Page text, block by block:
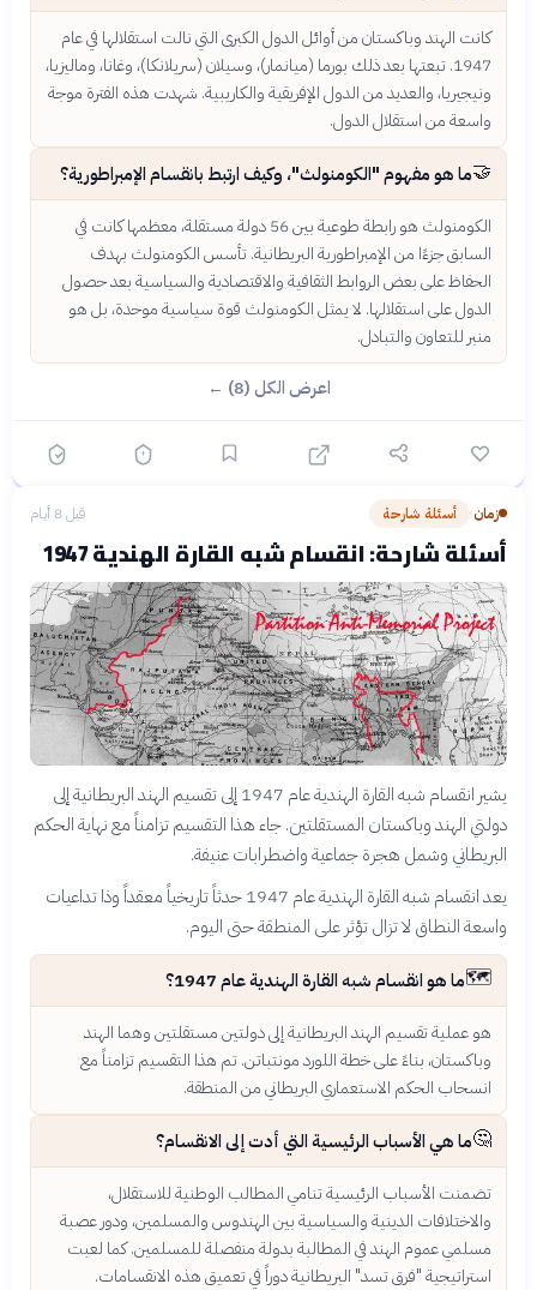
كانت الهند وباكستان من أوائل الدول الكبرى التي نالت استقلالها في عام
1947. تبعتها بعد ذلك بورما (ميانمار)، وسيلان (سريلانكا)، وغانا، وماليزيا،
ونيجيريا، والعديد من الدول الإفريقية والكاريبية. شهدت هذه الفترة موجة
واسعة من استقلال الدول.
🤝ما هو مفهوم "الكومنولث"، وكيف ارتبط بانقسام الإمبراطورية؟
الكومنولث هو رابطة طوعية بين 56 دولة مستقلة، معظمها كانت في
السابق جزءًا من الإمبراطورية البريطانية. تأسس الكومنولث بهدف
الحفاظ على بعض الروابط الثقافية والاقتصادية والسياسية بعد حصول
الدول على استقلالها. لا يمثل الكومنولث قوة سياسية موحدة، بل هو
منبر للتعاون والتبادل.
اعرض الكل (8) ←
زمان› أسئلة شارحة قبل 8 أيام
أسئلة شارحة: انقسام شبه القارة الهندية 1947
يشير انقسام شبه القارة الهندية عام 1947 إلى تقسيم الهند البريطانية إلى
دولتي الهند وباكستان المستقلتين. جاء هذا التقسيم تزامناً مع نهاية الحكم
البريطاني وشمل هجرة جماعية واضطرابات عنيفة.
يعد انقسام شبه القارة الهندية عام 1947 حدثاً تاريخياً معقداً وذا تداعيات
واسعة النطاق لا تزال تؤثر على المنطقة حتى اليوم.
🗺️ما هو انقسام شبه القارة الهندية عام 1947؟
هو عملية تقسيم الهند البريطانية إلى دولتين مستقلتين وهما الهند
وباكستان، بناءً على خطة اللورد مونتباتن. تم هذا التقسيم تزامناً مع
انسحاب الحكم الاستعماري البريطاني من المنطقة.
🤔ما هي الأسباب الرئيسية التي أدت إلى الانقسام؟
تضمنت الأسباب الرئيسية تنامي المطالب الوطنية للاستقلال،
والاختلافات الدينية والسياسية بين الهندوس والمسلمين، ودور عصبة
مسلمي عموم الهند في المطالبة بدولة منفصلة للمسلمين. كما لعبت
استراتيجية "فرق تسد" البريطانية دوراً في تعميق هذه الانقسامات.